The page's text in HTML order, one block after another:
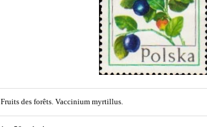
Fruits des forêts. Vaccinium myrtillus.